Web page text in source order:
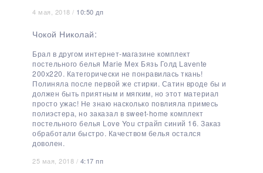
4 мая, 2018 / 10:50 дп
Чокой Николай:
Брал в другом интернет-магазине комплект
постельного белья Marie Mex Бязь Голд Lavente
200х220. Категорически не понравилась ткань!
Полиняла после первой же стирки. Сатин вроде бы и
должен быть приятным и мягким, но этот материал
просто ужас! Не знаю насколько повлияла примесь
полиэстера, но заказал в sweet-home комплект
постельного белья Love You страйп синий 16. Заказ
обработали быстро. Качеством белья остался
доволен.
25 мая, 2018 / 4:17 пп